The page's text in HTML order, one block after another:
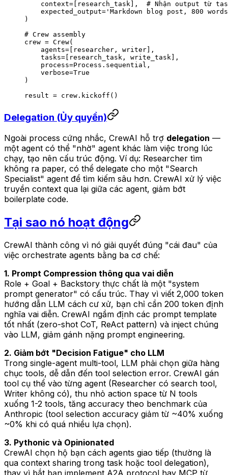
    context
= [research_task], # Nhận output từ
    expected_output
= 'Markdown blog post, 800
)
# Crew assembly
crew = Crew(
    agents
= [researcher, writer],
    tasks
= [research_task, write_task],
    process
=Process.sequential,
    verbose
=True
)
result = crew.kickoff()
Delegation (Ủy quyền)
Ngoài process cứng nhắc, CrewAI hỗ trợ delegation —
một agent có thể "nhờ" agent khác làm việc trong lúc
chạy, tạo nên cấu trúc động. Ví dụ: Researcher tìm
không ra paper, có thể delegate cho một "Search
Specialist" agent để tìm kiếm sâu hơn. CrewAI xử lý việc
truyền context qua lại giữa các agent, giảm bớt
boilerplate code.
Tại sao nó hoạt động
CrewAI thành công vì nó giải quyết đúng "cái đau" của
việc orchestrate agents bằng ba cơ chế:
1. Prompt Compression thông qua vai diễn
Role + Goal + Backstory thực chất là một "system
prompt generator" có cấu trúc. Thay vì viết 2,000 token
hướng dẫn LLM cách cư xử, bạn chỉ cần 200 token định
nghĩa vai diễn. CrewAI ngầm định các prompt template
tốt nhất (zero-shot CoT, ReAct pattern) và inject chúng
vào LLM, giảm gánh nặng prompt engineering.
2. Giảm bớt "Decision Fatigue" cho LLM
Trong single-agent multi-tool, LLM phải chọn giữa hàng
chục tools, dễ dẫn đến tool selection error. CrewAI gán
tool cụ thể vào từng agent (Researcher có search tool,
Writer không có), thu nhỏ action space từ N tools
xuống 1-2 tools, tăng accuracy theo benchmark của
Anthropic (tool selection accuracy giảm từ ~40% xuống
~0% khi có quá nhiều lựa chọn).
3. Pythonic và Opinionated
CrewAI chọn hộ bạn cách agents giao tiếp (thường là
qua context sharing trong task hoặc tool delegation),
thay vì bắt bạn implement A2A protocol hay MCP từ